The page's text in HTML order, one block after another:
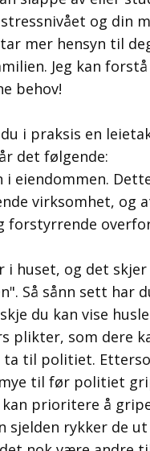
og din
mer hensyn til
Jeg kan
behov!
i praksis en
det følgende:
eiendommen.
virksomhet, og
forstyrrende
i huset, og det
. Så sånn sett har
du kan vise
plikter, som dere
ta til politiet.
til før politiet
prioritere å
sjelden rykker de